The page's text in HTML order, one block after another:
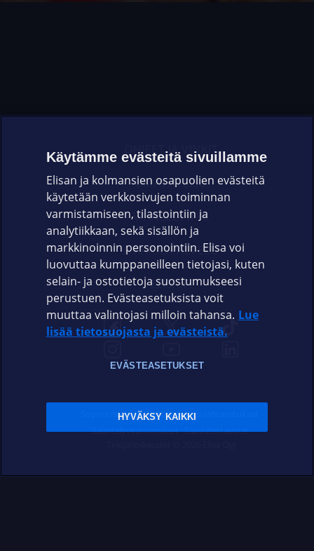
OHJEET JA VINKIT
OMAYHTEISÖ
VIANSELVITYS
ASIAKASPALVELU
ELISA.FI
Sopimusehdot Tietosuoja Evästeasetukset
Sääntelyviranomaiset Saavutettavuus
Käytämme evästeitä sivuillamme
Elisan ja kolmansien osapuolien evästeitä
käytetään verkkosivujen toiminnan
varmistamiseen, tilastointiin ja
analytiikkaan, sekä sisällön ja
markkinoinnin personointiin. Elisa voi
luovuttaa kumppaneilleen tietojasi, kuten
selain- ja ostotietoja suostumukseesi
perustuen. Evästeasetuksista voit
muuttaa valintojasi milloin tahansa. Lue
lisää tietosuojasta ja evästeistä.
EVÄSTEASETUKSET
HYVÄKSY KAIKKI